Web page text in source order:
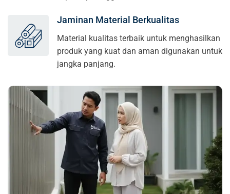
Jaminan Material Berkualitas
Material kualitas terbaik untuk menghasilkan
produk yang kuat dan aman digunakan untuk
jangka panjang.